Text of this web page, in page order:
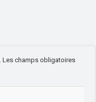
Les champs obligatoires